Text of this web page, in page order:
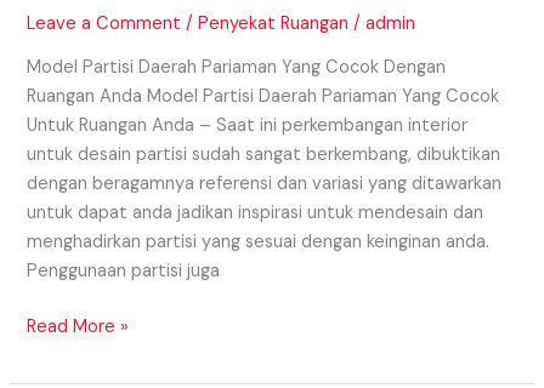
Leave a Comment /Penyekat Ruangan /admin
Model Partisi Daerah Pariaman Yang Cocok Dengan
Ruangan Anda Model Partisi Daerah Pariaman Yang Cocok
Untuk Ruangan Anda – Saat ini perkembangan interior
untuk desain partisi sudah sangat berkembang, dibuktikan
dengan beragamnya referensi dan variasi yang ditawarkan
untuk dapat anda jadikan inspirasi untuk mendesain dan
menghadirkan partisi yang sesuai dengan keinginan anda.
Penggunaan partisi juga
Read More »